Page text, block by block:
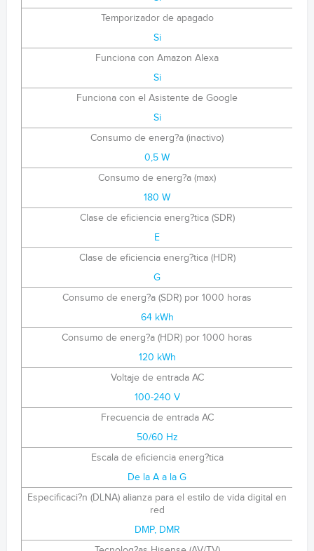
Temporizador de apagado
Si
Funciona con Amazon Alexa
Si
Funciona con el Asistente de Google
Si
Consumo de energ?a (inactivo)
0,5 W
Consumo de energ?a (max)
180 W
Clase de eficiencia energ?tica (SDR)
E
Clase de eficiencia energ?tica (HDR)
G
Consumo de energ?a (SDR) por 1000 horas
64 kWh
Consumo de energ?a (HDR) por 1000 horas
120 kWh
Voltaje de entrada AC
100-240 V
Frecuencia de entrada AC
50/60 Hz
Escala de eficiencia energ?tica
De la A a la G
Especificaci?n (DLNA) alianza para el estilo de vida digital en
red
DMP, DMR